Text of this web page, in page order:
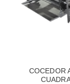
COCEDOR